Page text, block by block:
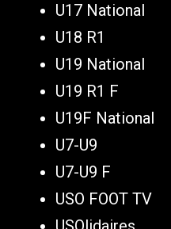
U17 National
U18 R1
U19 National
U19 R1 F
U19F National
U7-U9
U7-U9 F
USO FOOT TV